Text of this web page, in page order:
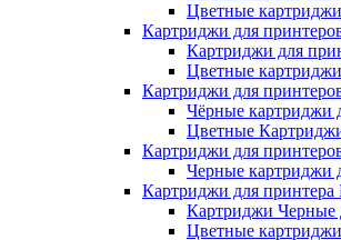
Цветные
Картриджи для
Картриджи для
Цветные
Картриджи для
Чёрные картриджи
Цветные
Картриджи для
Черные картриджи
Картриджи для принтера
Картриджи Черные
Цветные